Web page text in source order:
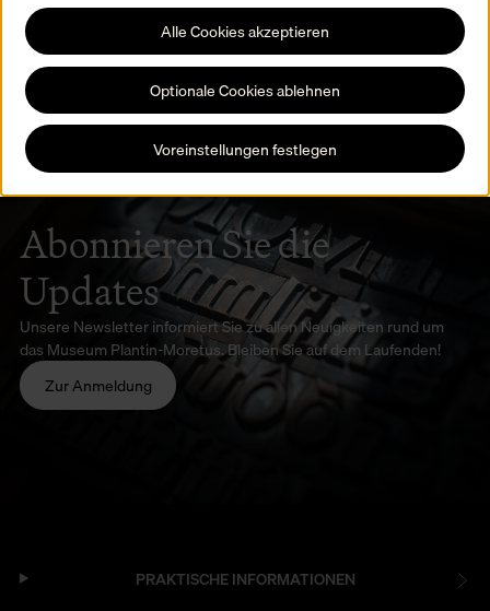
Die Arbeiten dauern bis zum 4. Dezember. Am 5. Dezember 2026
öffnen wir wieder, schöner und besser denn je. Das feiern wir mit
einer Eröffnungsfeier. Wir halten dich auf dem Laufenden.
Abonnieren Sie die
Updates
Unsere Newsletter informiert Sie zu allen Neuigkeiten rund um
das Museum Plantin-Moretus. Bleiben Sie auf dem Laufenden!
Zur Anmeldung
PRAKTISCHE INFORMATIONEN
Alle Cookies akzeptieren
Optionale Cookies ablehnen
Voreinstellungen festlegen